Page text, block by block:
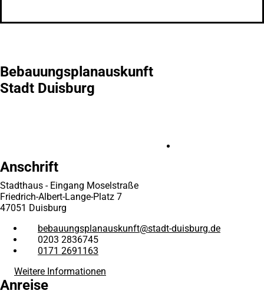
Bebauungsplanauskunft
Stadt Duisburg
Anschrift
Stadthaus - Eingang Moselstraße
Friedrich-Albert-Lange-Platz 7
47051 Duisburg
bebauungsplanauskunft
stadt-duisburg de
0203 2836745
0171 2691163
Weitere Informationen
Anreise